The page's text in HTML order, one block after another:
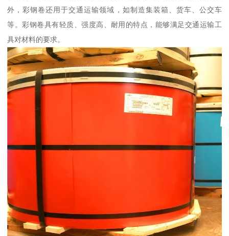
外，彩钢卷还用于交通运输领域，如制造集装箱、货车、公交车
等。彩钢卷具有轻质、强度高、耐用的特点，能够满足交通运输工
具对材料的要求。